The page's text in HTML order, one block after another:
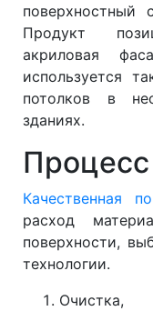
поверхностный
Продукт
акриловая
используется
потолков в
зданиях.
Качественная
расход
поверхности,
технологии.
Очистка,